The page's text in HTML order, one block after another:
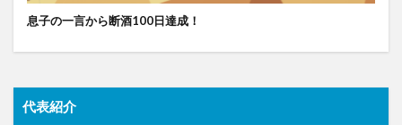
息子の一言から断酒100日達成！
代表紹介